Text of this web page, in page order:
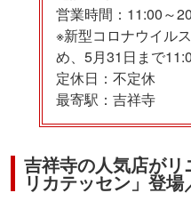
営業時間：11:00～
※新型コロナウイル
め、5月31日まで
定休日：不定休
最寄駅：吉祥寺
吉祥寺の人気店が
リカテッセン」登場